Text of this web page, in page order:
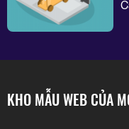
KHO MẪU WEB CỦA